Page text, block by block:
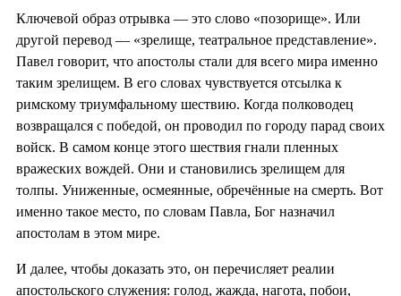
Ключевой образ отрывка — это слово «позорище». Или
другой перевод — «зрелище, театральное представление».
Павел говорит, что апостолы стали для всего мира именно
таким зрелищем. В его словах чувствуется отсылка к
римскому триумфальному шествию. Когда полководец
возвращался с победой, он проводил по городу парад своих
войск. В самом конце этого шествия гнали пленных
вражеских вождей. Они и становились зрелищем для
толпы. Униженные, осмеянные, обречённые на смерть. Вот
именно такое место, по словам Павла, Бог назначил
апостолам в этом мире.
И далее, чтобы доказать это, он перечисляет реалии
апостольского служения: голод, жажда, нагота, побои,